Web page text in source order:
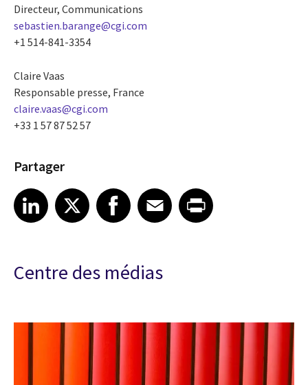
Directeur, Communications
sebastien.barange@cgi.com
+1 514-841-3354
Claire Vaas
Responsable presse, France
claire.vaas@cgi.com
+33 1 57 87 52 57
Partager
Share article on LinkedIn
LinkedIn
Share article on XShare article on Facebook
Facebook
Share article on Email
EmailShare article on Print
Centre des médias